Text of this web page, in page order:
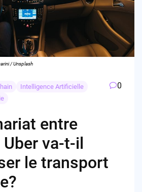
/ Unsplash
Intelligence Artificielle
0
entre
va-t-il
le transport